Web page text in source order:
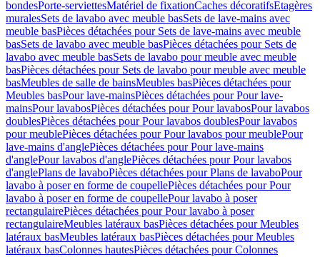
bondesPorte-serviettesMatériel de fixationCaches décoratifsEtagères
muralesSets de lavabo avec meuble basSets de lave-mains avec
meuble basPièces détachées pour Sets de lave-mains avec meuble
basSets de lavabo avec meuble basPièces détachées pour Sets de
lavabo avec meuble basSets de lavabo pour meuble avec meuble
basPièces détachées pour Sets de lavabo pour meuble avec meuble
basMeubles de salle de bainsMeubles basPièces détachées pour
Meubles basPour lave-mainsPièces détachées pour Pour lave-
mainsPour lavabosPièces détachées pour Pour lavabosPour lavabos
doublesPièces détachées pour Pour lavabos doublesPour lavabos
pour meublePièces détachées pour Pour lavabos pour meublePour
lave-mains d'anglePièces détachées pour Pour lave-mains
d'anglePour lavabos d'anglePièces détachées pour Pour lavabos
d'anglePlans de lavaboPièces détachées pour Plans de lavaboPour
lavabo à poser en forme de coupellePièces détachées pour Pour
lavabo à poser en forme de coupellePour lavabo à poser
rectangulairePièces détachées pour Pour lavabo à poser
rectangulaireMeubles latéraux basPièces détachées pour Meubles
latéraux basMeubles latéraux basPièces détachées pour Meubles
latéraux basColonnes hautesPièces détachées pour Colonnes